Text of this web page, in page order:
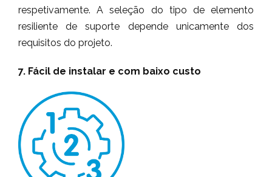
respetivamente. A seleção do tipo de elemento
resiliente de suporte depende unicamente dos
requisitos do projeto.
7. Fácil de instalar e com baixo custo